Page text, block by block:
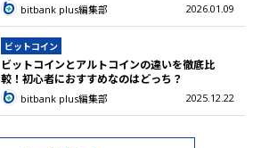
bitbank plus編集部 2026.01.09
ビットコイン
ビットコインとアルトコインの違いを徹底比
較！初心者におすすめなのはどっち？
bitbank plus編集部 2025.12.22